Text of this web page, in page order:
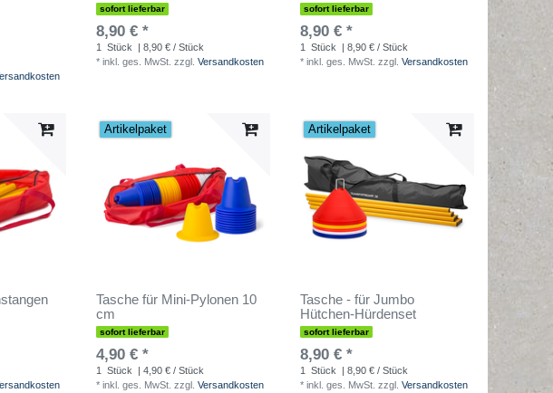
sofort lieferbar
8,90 € *
1 Stück
| 8,90 € / Stück
* inkl. ges. MwSt. zzgl. Versandkosten
sofort lieferbar
8,90 € *
1 Stück
| 8,90 € / Stück
* inkl. ges. MwSt. zzgl. Versandkosten
Artikelpaket
Tasche für Mini-Pylonen 10
cm
sofort lieferbar
4,90 € *
1 Stück
| 4,90 € / Stück
* inkl. ges. MwSt. zzgl. Versandkosten
Artikelpaket
Tasche - für Jumbo
Hütchen-Hürdenset
sofort lieferbar
8,90 € *
1 Stück
| 8,90 € / Stück
* inkl. ges. MwSt. zzgl. Versandkosten